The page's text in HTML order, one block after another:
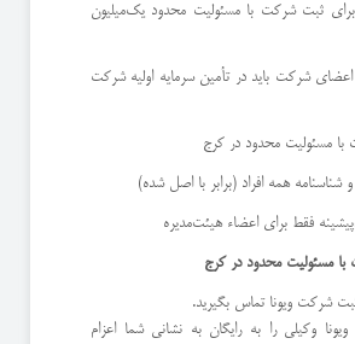
برای ثبت شرکت با مسئولیت محدود یک‌میلیون
نفر از اعضای شرکت باید در تأمین سرمایه اولیه شرکت
مسئولیت محدود در کرج
مسئولیت محدود در کرج
شرکت ویونا تماس بگیرید.
وکیلی را به رایگان به نشانی شما اعزام